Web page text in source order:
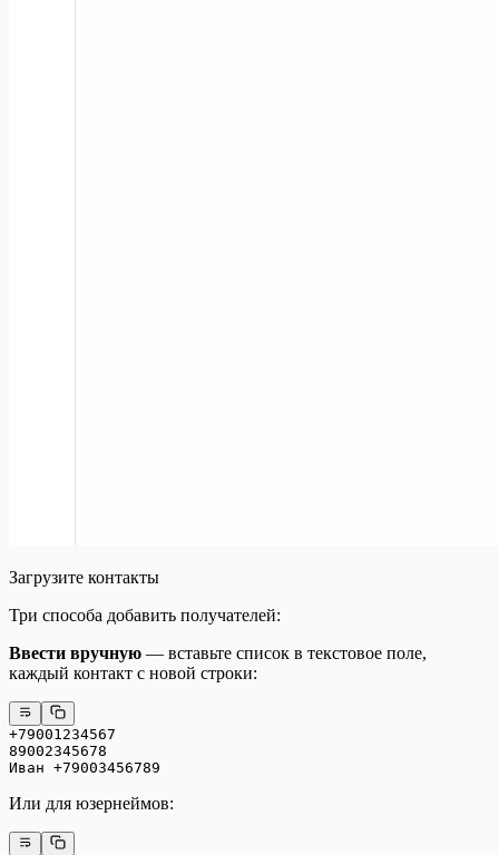
Загрузите контакты
Три способа добавить получателей:
Ввести вручную — вставьте список в текстовое поле,
каждый контакт с новой строки:
+79001234567
89002345678
Иван +79003456789
Или для юзернеймов: